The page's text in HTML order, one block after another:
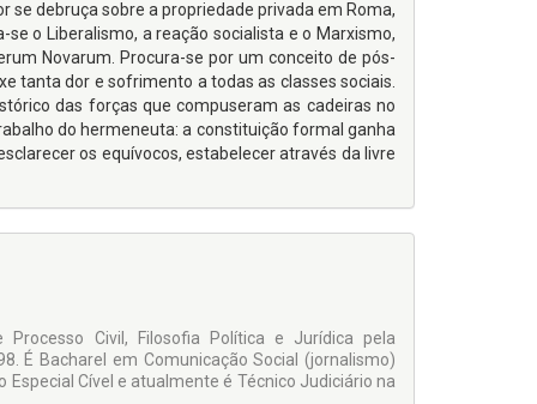
debruça sobre a propriedade privada em Roma,
o Liberalismo, a reação socialista e o Marxismo,
Novarum. Procura-se por um conceito de pós-
tanta dor e sofrimento a todas as classes sociais.
das forças que compuseram as cadeiras no
do hermeneuta: a constituição formal ganha
os equívocos, estabelecer através da livre
Civil, Filosofia Política e Jurídica pela
É Bacharel em Comunicação Social (jornalismo)
Cível e atualmente é Técnico Judiciário na